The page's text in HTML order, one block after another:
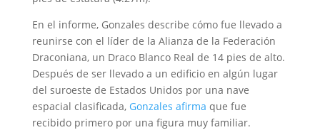
En el informe, Gonzales describe cómo fue llevado a
reunirse con el líder de la Alianza de la Federación
Draconiana, un Draco Blanco Real de 14 pies de alto.
Después de ser llevado a un edificio en algún lugar
del suroeste de Estados Unidos por una nave
espacial clasificada, Gonzales afirma que fue
recibido primero por una figura muy familiar.